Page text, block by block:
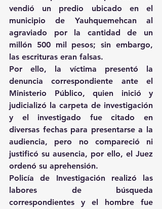
vendió un predio ubicado en el
municipio de Yauhquemehcan al
agraviado por la cantidad de un
millón 500 mil pesos; sin embargo,
las escrituras eran falsas.
Por ello, la víctima presentó la
denuncia correspondiente ante el
Ministerio Público, quien inició y
judicializó la carpeta de investigación
y el investigado fue citado en
diversas fechas para presentarse a la
audiencia, pero no compareció ni
justificó su ausencia, por ello, el Juez
ordenó su aprehensión.
Policía de Investigación realizó las
labores de búsqueda
correspondientes y el hombre fue